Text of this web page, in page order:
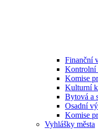
Finanční
Kontrolní
Komise
Kulturní
Bytová a
Osadní
Komise
Vyhlášky města